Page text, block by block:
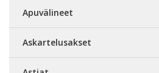
Apuvälineet
Askartelusakset